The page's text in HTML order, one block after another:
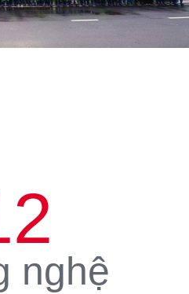
nghệ